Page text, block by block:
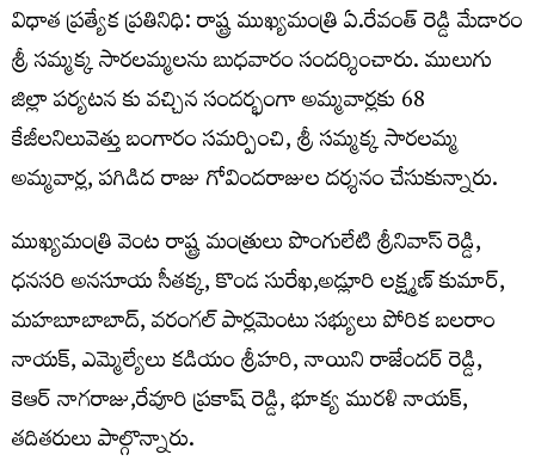
విధాత ప్రత్యేక ప్రతినిధి: రాష్ట్ర ముఖ్యమంత్రి ఏ.రేవంత్ రెడ్డి మేడారం
శ్రీ సమ్మక్క సారలమ్మలను బుధవారం సందర్శించారు. ములుగు
జిల్లా పర్యటన కు వచ్చిన సందర్భంగా అమ్మవార్లకు 68
కేజీలనిలువెత్తు బంగారం సమర్పించి, శ్రీ సమ్మక్క సారలమ్మ
అమ్మవార్ల, పగిడిద రాజు గోవిందరాజుల దర్శనం చేసుకున్నారు.
ముఖ్యమంత్రి వెంట రాష్ట్ర మంత్రులు పొంగులేటి శ్రీనివాస్ రెడ్డి,
ధనసరి అనసూయ సీతక్క, కొండ సురేఖ,అడ్లూరి లక్ష్మణ్ కుమార్,
మహబూబాబాద్, వరంగల్ పార్లమెంటు సభ్యులు పోరిక బలరాం
నాయక్, ఎమ్మెల్యేలు కడియం శ్రీహరి, నాయిని రాజేందర్ రెడ్డి,
కెఆర్ నాగరాజు,రేవూరి ప్రకాష్ రెడ్డి, భూక్య మురళి నాయక్,
తదితరులు పాల్గొన్నారు.